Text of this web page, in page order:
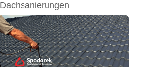
Dachsanierungen